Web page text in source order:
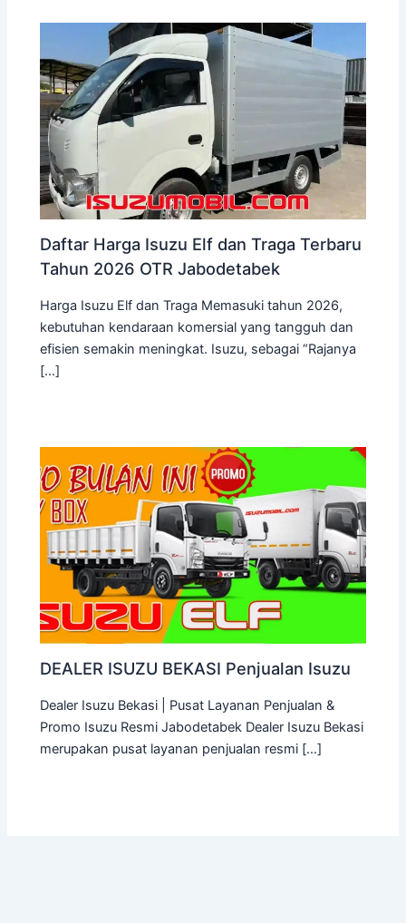
Daftar Harga Isuzu Elf dan Traga Terbaru
Tahun 2026 OTR Jabodetabek
Harga Isuzu Elf dan Traga Memasuki tahun 2026,
kebutuhan kendaraan komersial yang tangguh dan
efisien semakin meningkat. Isuzu, sebagai “Rajanya
[…]
DEALER ISUZU BEKASI Penjualan Isuzu
Dealer Isuzu Bekasi | Pusat Layanan Penjualan &
Promo Isuzu Resmi Jabodetabek Dealer Isuzu Bekasi
merupakan pusat layanan penjualan resmi […]